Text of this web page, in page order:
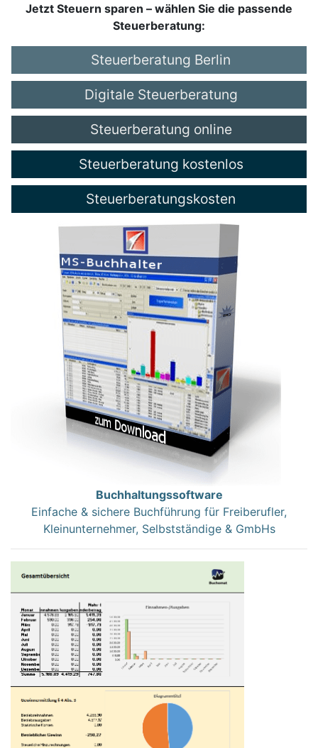
Jetzt Steuern sparen – wählen Sie die passende
Steuerberatung:
Steuerberatung Berlin
Digitale Steuerberatung
Steuerberatung online
Steuerberatung kostenlos
Steuerberatungskosten
Buchhaltungssoftware
Einfache & sichere Buchführung für Freiberufler,
Kleinunternehmer, Selbstständige & GmbHs